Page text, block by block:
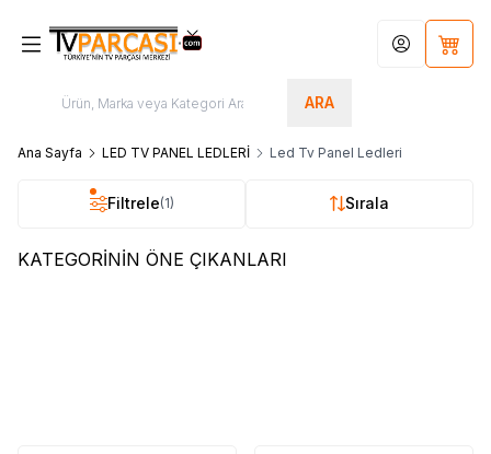
ARA
Hesabım
Ana Sayfa LED TV PANEL LEDLERİ Led Tv Panel Ledleri
Filtrele(1) Sırala
KATEGORİNİN ÖNE ÇIKANLARI